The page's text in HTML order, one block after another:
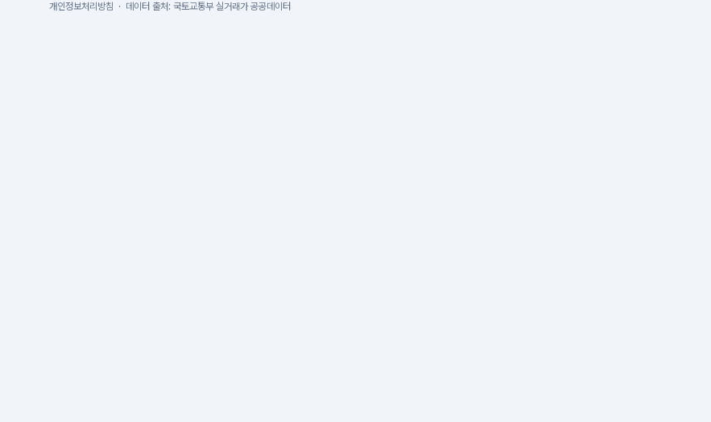
개인정보처리방침 · 데이터 출처: 국토교통부 실거래가 공공데이터